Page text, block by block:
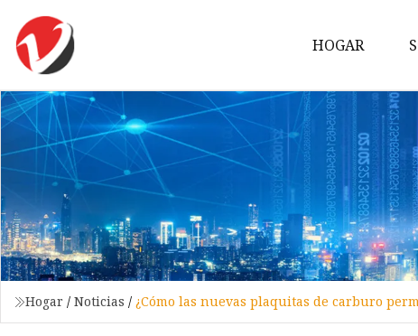
HOGAR
Hogar / Noticias / ¿Cómo las nuevas plaquitas de carburo